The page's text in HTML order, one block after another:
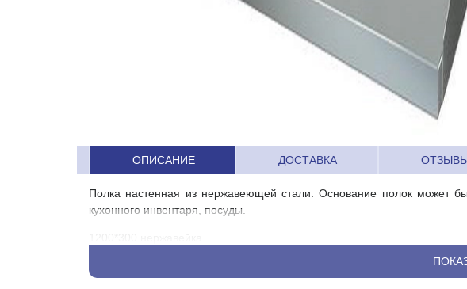
ОПИСАНИЕ ДОСТАВКА
Полка настенная из нержавеющей стали. Основание полок может
кухонного инвентаря, посуды.